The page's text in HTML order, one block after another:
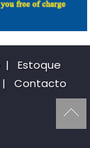
|
Estoque
|
Contacto